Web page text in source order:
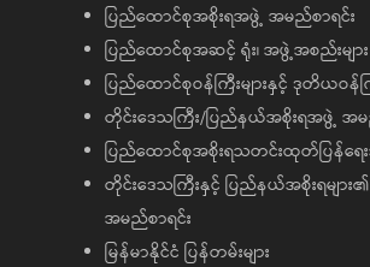
ပြည်ထောင်စုအစိုးရအဖွဲ့ အမည်စာရင်း
ပြည်ထောင်စုအဆင့် ရုံး၊ အဖွဲ့အစည်းများ
ပြည်ထောင်စုဝန်ကြီးများနှင့် ဒုတိယဝန်ကြီ
တိုင်းဒေသကြီး/ပြည်နယ်အစိုးရအဖွဲ့ အမ
ပြည်ထောင်စုအစိုးရသတင်းထုတ်ပြန်ရေ
တိုင်းဒေသကြီးနှင့် ပြည်နယ်အစိုးရများ၏
အမည်စာရင်း
မြန်မာနိုင်ငံ ပြန်တမ်းများ